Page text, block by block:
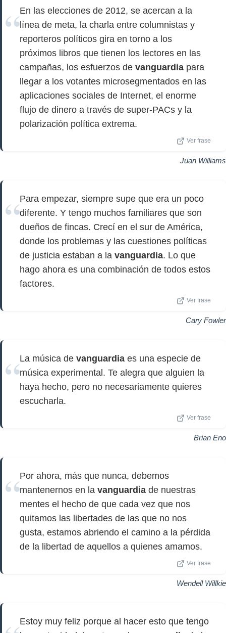
En las elecciones de 2012, se acercan a la
línea de meta, la charla entre columnistas y
reporteros políticos gira en torno a los
próximos libros que tienen los lectores en las
campañas, los esfuerzos de vanguardia para
llegar a los votantes microsegmentados en las
aplicaciones sociales de Internet, el enorme
flujo de dinero a través de super-PACs y la
polarización política extrema.
Ver frase
Juan Williams
Para empezar, siempre supe que era un poco
diferente. Y tengo muchos familiares que son
dueños de fincas. Crecí en el sur de América,
donde los problemas y las cuestiones políticas
de justicia estaban a la vanguardia. Lo que
hago ahora es una combinación de todos estos
factores.
Ver frase
Cary Fowler
La música de vanguardia es una especie de
música experimental. Te alegra que alguien la
haya hecho, pero no necesariamente quieres
escucharla.
Ver frase
Brian Eno
Por ahora, más que nunca, debemos
mantenernos en la vanguardia de nuestras
mentes el hecho de que cada vez que nos
quitamos las libertades de las que no nos
gusta, estamos abriendo el camino a la pérdida
de la libertad de aquellos a quienes amamos.
Ver frase
Wendell Willkie
Estoy muy feliz porque al hacer esto que tengo